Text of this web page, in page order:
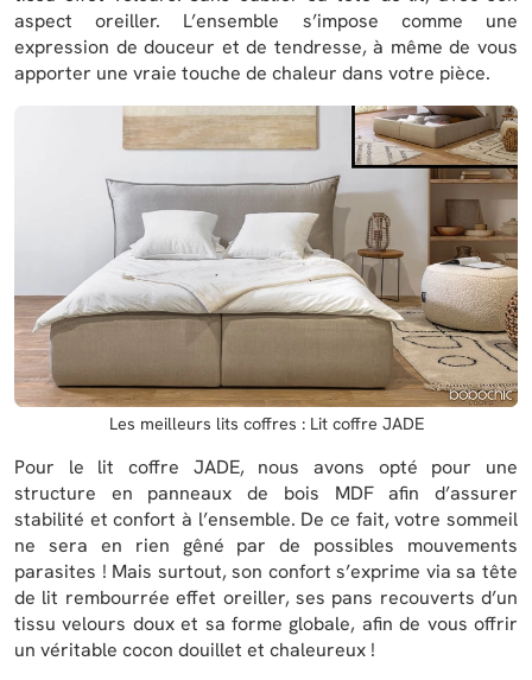
aspect oreiller. L’ensemble s’impose comme une
expression de douceur et de tendresse, à même de vous
apporter une vraie touche de chaleur dans votre pièce.
Les meilleurs lits coffres : Lit coffre JADE
Pour le lit coffre JADE, nous avons opté pour une
structure en panneaux de bois MDF afin d’assurer
stabilité et confort à l’ensemble. De ce fait, votre sommeil
ne sera en rien gêné par de possibles mouvements
parasites ! Mais surtout, son confort s’exprime via sa tête
de lit rembourrée effet oreiller, ses pans recouverts d’un
tissu velours doux et sa forme globale, afin de vous offrir
un véritable cocon douillet et chaleureux !